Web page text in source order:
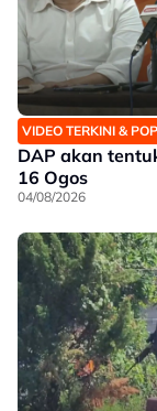
VIDEO TERKINI &
DAP akan
16 Ogos
04/08/2026